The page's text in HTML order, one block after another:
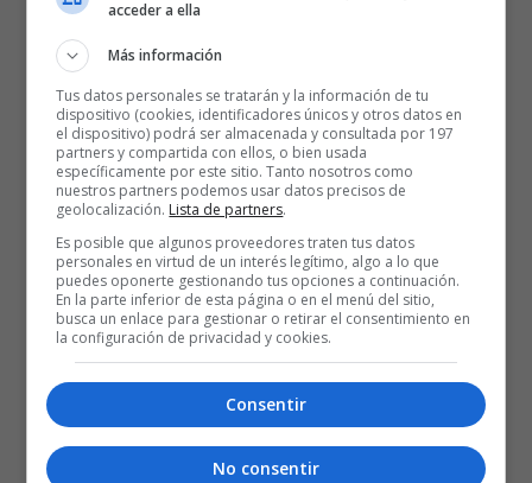
acceder a ella
Más información
Tus datos personales se tratarán y la información de tu
dispositivo (cookies, identificadores únicos y otros datos en
el dispositivo) podrá ser almacenada y consultada por 197
partners y compartida con ellos, o bien usada
específicamente por este sitio. Tanto nosotros como
nuestros partners podemos usar datos precisos de
geolocalización. Lista de partners.
Es posible que algunos proveedores traten tus datos
personales en virtud de un interés legítimo, algo a lo que
puedes oponerte gestionando tus opciones a continuación.
En la parte inferior de esta página o en el menú del sitio,
busca un enlace para gestionar o retirar el consentimiento en
la configuración de privacidad y cookies.
Consentir
No consentir